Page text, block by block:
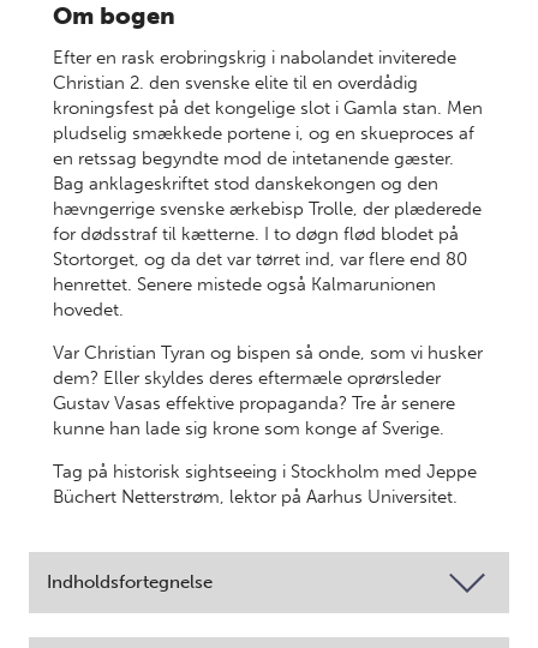
Om bogen
Efter en rask erobringskrig i nabolandet inviterede
Christian 2. den svenske elite til en overdådig
kroningsfest på det kongelige slot i Gamla stan. Men
pludselig smækkede portene i, og en skueproces af
en retssag begyndte mod de intetanende gæster.
Bag anklageskriftet stod danskekongen og den
hævngerrige svenske ærkebisp Trolle, der plæderede
for dødsstraf til kætterne. I to døgn flød blodet på
Stortorget, og da det var tørret ind, var flere end 80
henrettet. Senere mistede også Kalmarunionen
hovedet.
Var Christian Tyran og bispen så onde, som vi husker
dem? Eller skyldes deres eftermæle oprørsleder
Gustav Vasas effektive propaganda? Tre år senere
kunne han lade sig krone som konge af Sverige.
Tag på historisk sightseeing i Stockholm med Jeppe
Büchert Netterstrøm, lektor på Aarhus Universitet.
Indholdsfortegnelse